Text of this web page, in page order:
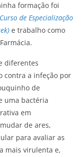
formação foi
Curso de Especialização
e trabalho como
diferentes
contra a infeção por
de
uma bactéria
em
de ares,
para avaliar as
mais virulenta e,